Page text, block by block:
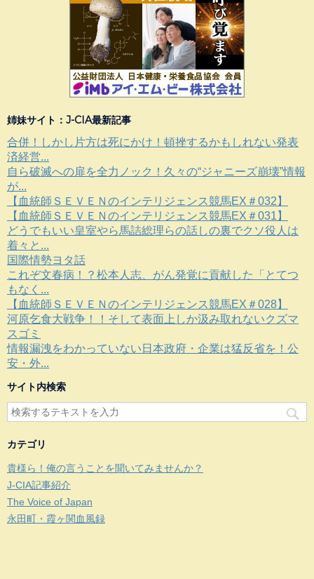
姉妹サイト：J-CIA最新記事
合併！しかし片方は死にかけ！頓挫するかもしれない発表
済経営...
自ら破滅への扉を全力ノック！久々の“ジャニーズ崩壊”情報
が...
【血統師ＳＥＶＥＮのインテリジェンス競馬EX＃032】
【血統師ＳＥＶＥＮのインテリジェンス競馬EX＃031】
どうでもいい皇室やら馬詰総理らの話しの裏でクソ役人は
着々と...
国際情勢ヨタ話
これぞ文春病！？松本人志、がん発覚に貢献した「とてつ
もなく...
【血統師ＳＥＶＥＮのインテリジェンス競馬EX＃028】
河原乞食大戦争！！そして表面上しか汲み取れないクズマ
スゴミ
情報漏洩をわかっていない日本政府・企業は猛反省を！公
安・外...
サイト内検索
カテゴリ
貴様ら！俺の言うことを聞いてみませんか？
J-CIA記事紹介
The Voice of Japan
永田町・霞ヶ関血風録